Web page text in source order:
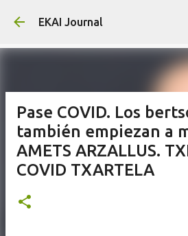
EKAI Journal
Pase COVID. Los
también empiezan a
AMETS ARZALLUS.
COVID TXARTELA